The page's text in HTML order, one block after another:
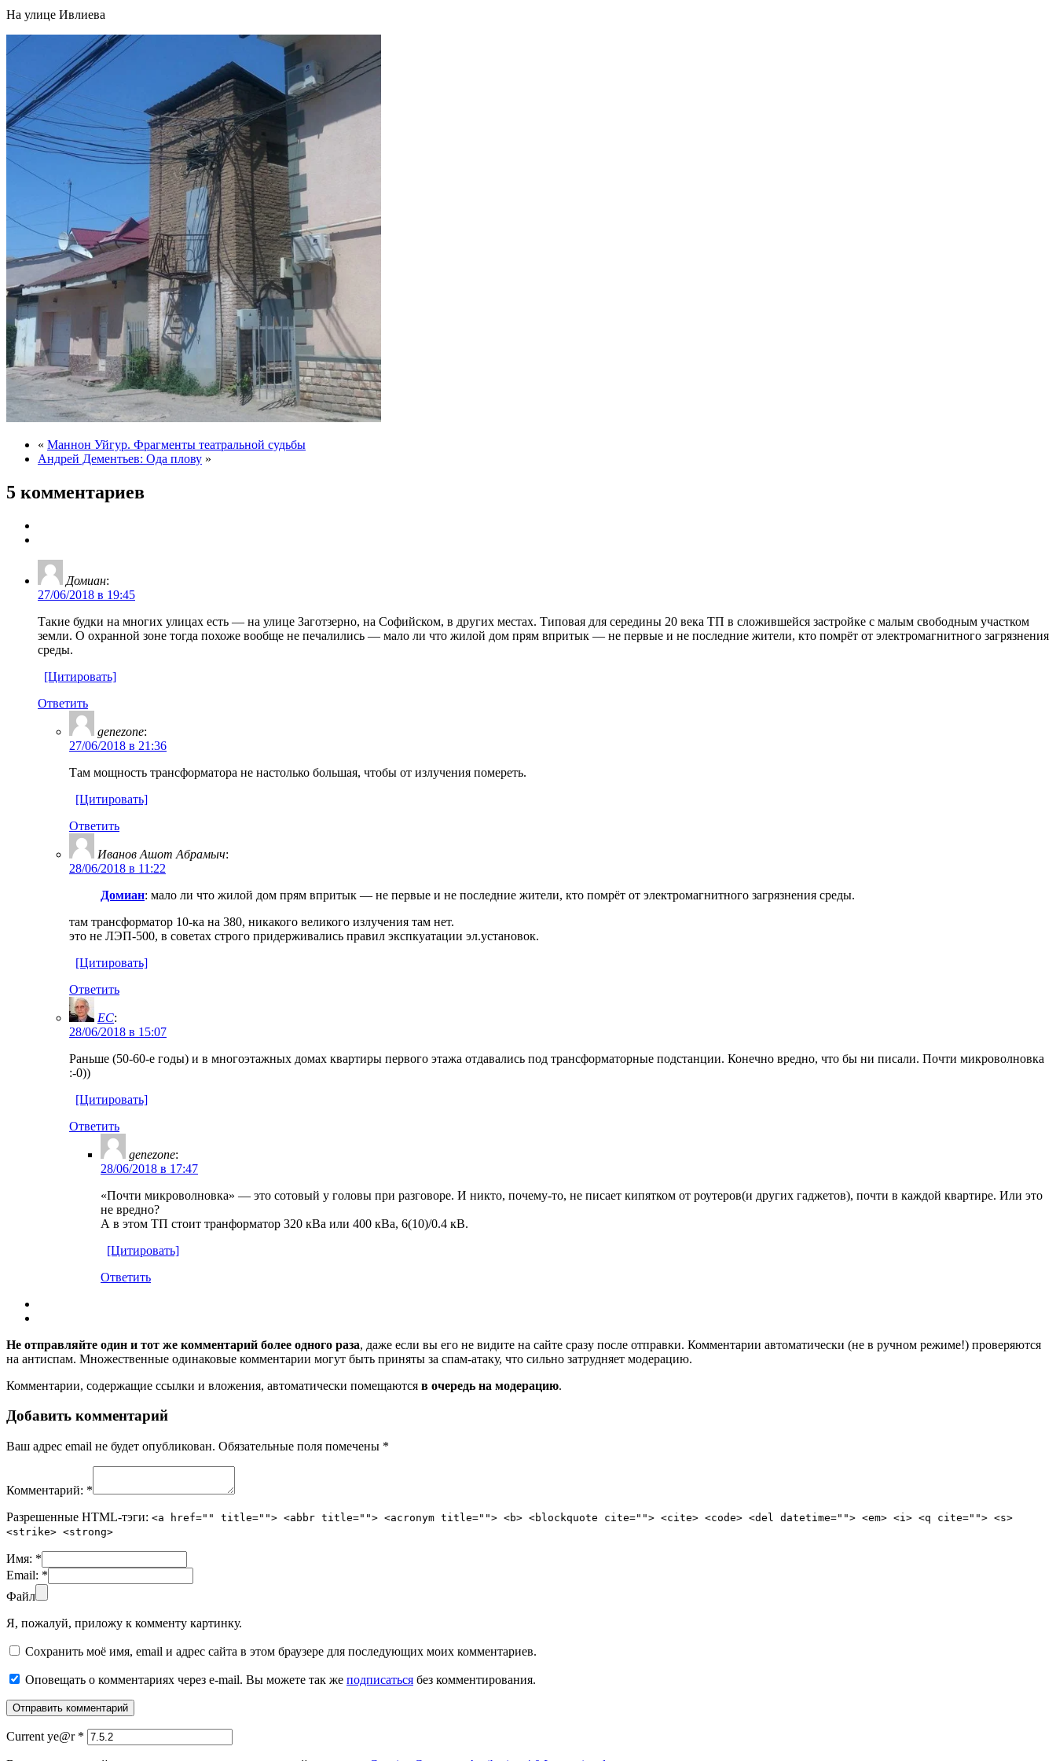
На улице Ивлиева
« Маннон Уйгур. Фрагменты театральной судьбы
Андрей Дементьев: Ода плову »
5 комментариев
Домиан:
27/06/2018 в 19:45
Такие будки на многих улицах есть — на улице Заготзерно, на Софийском, в других местах. Типовая для середины 20 века ТП в сложившейся застройке с малым свободным участком
земли. О охранной зоне тогда похоже вообще не печалились — мало ли что жилой дом прям впритык — не первые и не последние жители, кто помрёт от электромагнитного загрязнения
среды.
[Цитировать]
Ответить
genezone:
27/06/2018 в 21:36
Там мощность трансформатора не настолько большая, чтобы от излучения помереть.
[Цитировать]
Ответить
Иванов Ашот Абрамыч:
28/06/2018 в 11:22
Домиан: мало ли что жилой дом прям впритык — не первые и не последние жители, кто помрёт от электромагнитного загрязнения среды.
там трансформатор 10-ка на 380, никакого великого излучения там нет.
это не ЛЭП-500, в советах строго придерживались правил экспкуатации эл.установок.
[Цитировать]
Ответить
EC:
28/06/2018 в 15:07
Раньше (50-60-е годы) и в многоэтажных домах квартиры первого этажа отдавались под трансформаторные подстанции. Конечно вредно, что бы ни писали. Почти микроволновка
:-0))
[Цитировать]
Ответить
genezone:
28/06/2018 в 17:47
«Почти микроволновка» — это сотовый у головы при разговоре. И никто, почему-то, не писает кипятком от роутеров(и других гаджетов), почти в каждой квартире. Или это
не вредно?
А в этом ТП стоит транформатор 320 кВа или 400 кВа, 6(10)/0.4 кВ.
[Цитировать]
Ответить
Не отправляйте один и тот же комментарий более одного раза, даже если вы его не видите на сайте сразу после отправки. Комментарии автоматически (не в ручном режиме!) проверяются
на антиспам. Множественные одинаковые комментарии могут быть приняты за спам-атаку, что сильно затрудняет модерацию.
Комментарии, содержащие ссылки и вложения, автоматически помещаются в очередь на модерацию.
Добавить комментарий
Ваш адрес email не будет опубликован. Обязательные поля помечены *
Комментарий: *
Разрешенные HTML-тэги: <a href="" title=""> <abbr title=""> <acronym title=""> <b> <blockquote cite=""> <cite> <code> <del datetime=""> <em> <i> <q cite=""> <s>
<strike> <strong>
Имя: *
Email: *
Файл
Я, пожалуй, приложу к комменту картинку.
Сохранить моё имя, email и адрес сайта в этом браузере для последующих моих комментариев.
Оповещать о комментариях через e-mail. Вы можете так же подписаться без комментирования.
Current ye@r *